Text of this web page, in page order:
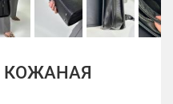
КОЖАНАЯ